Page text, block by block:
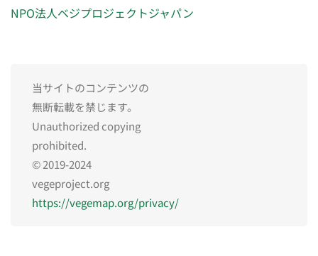
NPO法人ベジプロジェクトジャパン
当サイトのコンテンツの
無断転載を禁じます。
Unauthorized copying
prohibited.
© 2019-2024
vegeproject.org
https://vegemap.org/privacy/